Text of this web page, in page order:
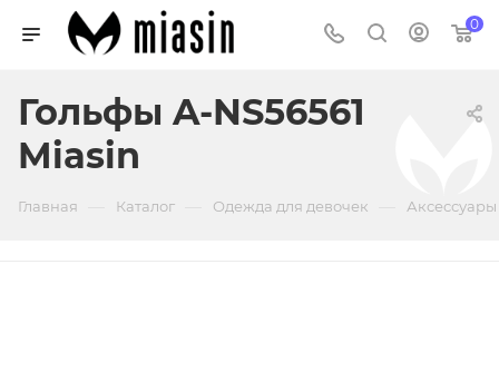
0
Гольфы A-NS56561
Miasin
Главная Каталог Одежда для девочек